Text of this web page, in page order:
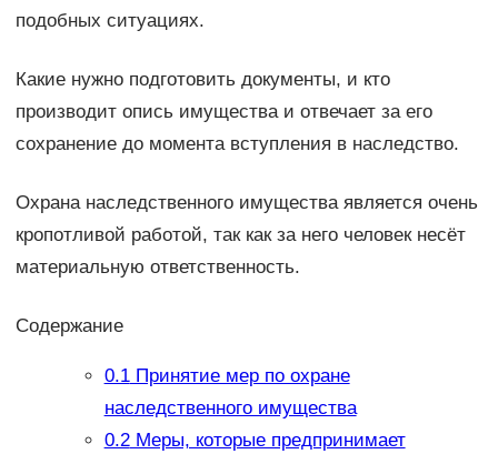
подобных ситуациях.
Какие нужно подготовить документы, и кто
производит опись имущества и отвечает за его
сохранение до момента вступления в наследство.
Охрана наследственного имущества является очень
кропотливой работой, так как за него человек несёт
материальную ответственность.
Содержание
0.1Принятие мер по охране
наследственного имущества
0.2Меры, которые предпринимает